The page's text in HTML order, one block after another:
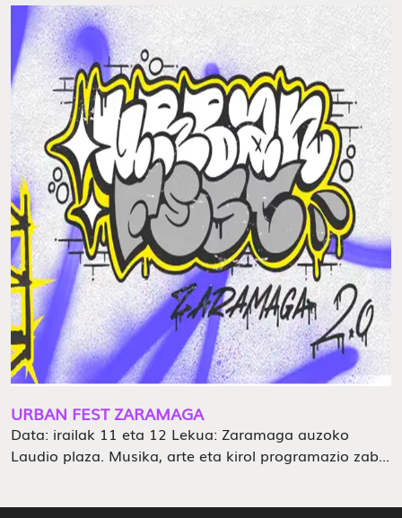
URBAN FEST ZARAMAGA
Data: irailak 11 eta 12 Lekua: Zaramaga auzoko
Laudio plaza. Musika, arte eta kirol programazio zab...